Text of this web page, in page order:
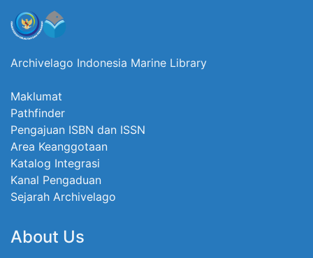
Archivelago Indonesia Marine Library
Maklumat
Pathfinder
Pengajuan ISBN dan ISSN
Area Keanggotaan
Katalog Integrasi
Kanal Pengaduan
Sejarah Archivelago
About Us